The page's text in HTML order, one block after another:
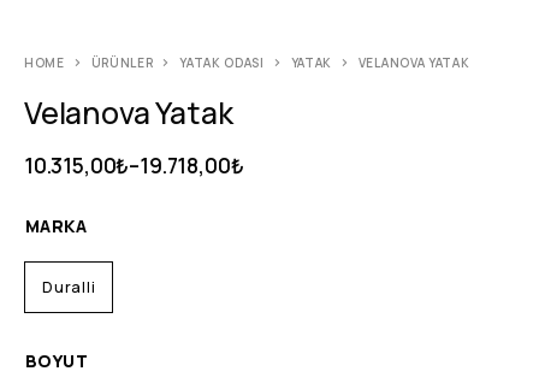
HOME ÜRÜNLER YATAK ODASI YATAK VELANOVA YATAK
Velanova Yatak
10.315,00₺–19.718,00₺
MARKA
Duralli
BOYUT